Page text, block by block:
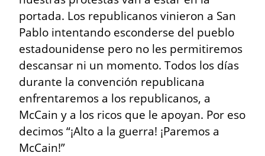
portada. Los republicanos vinieron a San
Pablo intentando esconderse del pueblo
estadounidense pero no les permitiremos
descansar ni un momento. Todos los días
durante la convención republicana
enfrentaremos a los republicanos, a
McCain y a los ricos que le apoyan. Por eso
decimos “¡Alto a la guerra! ¡Paremos a
McCain!”